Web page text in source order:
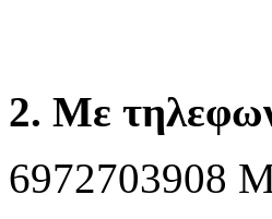
2. Με
6972703908